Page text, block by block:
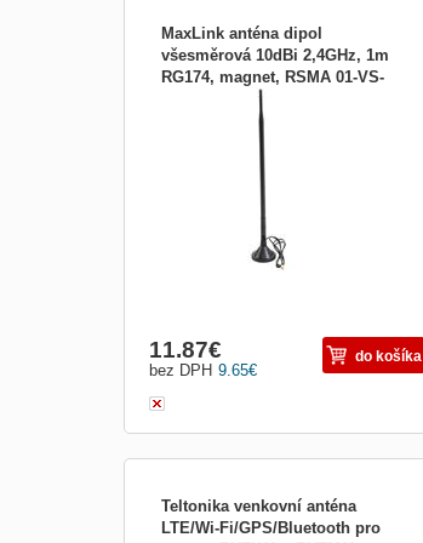
MaxLink anténa dipol
všesměrová 10dBi 2,4GHz, 1m
RG174, magnet, RSMA 01-VS-
Všesměrová anténa 10dBi dodávaná s
magnetickým stojánkem a 1m dlouhým
kabelem zakončeným konektorem RSMA
male. Anténa je vhodná pro vybudování
vnitřní sítě v domácnosti. MIMO, SISO:1 x
1 VSWR:< 1,9 Bezdrátové frekvence:2.4
GHz Vyzař. úhel v elevační
9.65€
bez DPH
11.87€ do košíka
Teltonika venkovní anténa
LTE/Wi-Fi/GPS/Bluetooth pro